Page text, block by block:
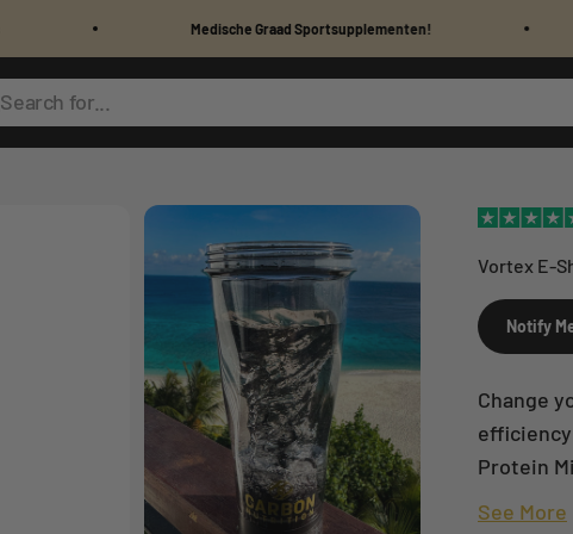
Medische Graad Sportsupplementen! Voor
Search for...
Vortex E-
Notify
Change
Protein
See More